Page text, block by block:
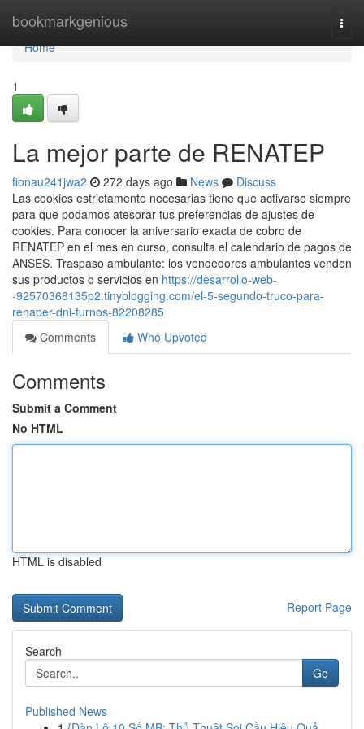
bookmarkgenious
Home
Home
1
La mejor parte de RENATEP
fionau241jwa2 272 days ago News
Discuss
Las cookies estrictamente necesarias tiene que activarse siempre
para que podamos atesorar tus preferencias de ajustes de
cookies. Para conocer la aniversario exacta de cobro de
⁣RENATEP en el mes en curso, consulta el calendario de ​pagos de
ANSES. Traspaso ambulante: los vendedores ambulantes venden
sus productos o servicios en https://desarrollo-web-
-92570368135p2.tinyblogging.com/el-5-segundo-truco-para-
renaper-dni-turnos-82208285
Comments
Who Upvoted
Comments
Submit a Comment
No HTML
HTML is disabled
Report Page
Search
Go
Published News